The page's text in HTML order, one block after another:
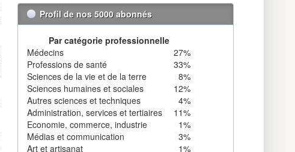
Profil de nos 5000 abonnés
Par catégorie professionnelle
Médecins
27%
Professions de santé
33%
Sciences de la vie et de la terre
8%
Sciences humaines et sociales
12%
Autres sciences et techniques
4%
Administration, services et tertiaires
11%
Economie, commerce, industrie
1%
Médias et communication
3%
Art et artisanat
1%